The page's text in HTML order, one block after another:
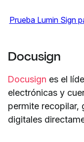
Prueba Lumin Sign
Docusign
Docusign es el
electrónicas y
permite recopilar,
digitales